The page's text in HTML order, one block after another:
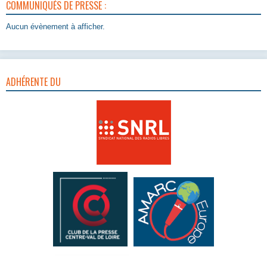
COMMUNIQUÉS DE PRESSE :
Aucun évènement à afficher.
ADHÉRENTE DU